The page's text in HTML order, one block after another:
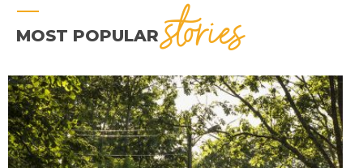
MOST POPULAR stories